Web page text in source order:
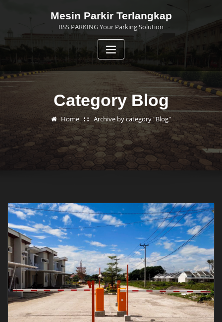
Mesin Parkir Terlangkap
BSS PARKING Your Parking Solution
Category Blog
Home Archive by category "Blog"